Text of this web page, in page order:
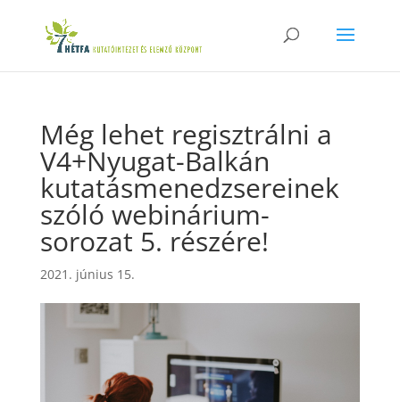
Még lehet regisztrálni a
V4+Nyugat-Balkán
kutatásmenedzsereinek
szóló webinárium-
sorozat 5. részére!
2021. június 15.